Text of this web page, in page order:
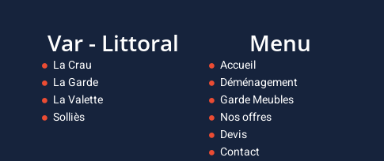
Var - Littoral
La Crau
La Garde
La Valette
Solliès
Menu
Accueil
Déménagement
Garde Meubles
Nos offres
Devis
Contact